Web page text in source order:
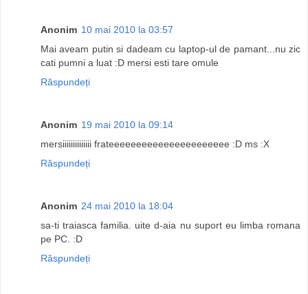
Anonim 10 mai 2010 la 03:57
Mai aveam putin si dadeam cu laptop-ul de pamant...nu zic
cati pumni a luat :D mersi esti tare omule
Răspundeți
Anonim 19 mai 2010 la 09:14
mersiiiiiiiiiiiiii frateeeeeeeeeeeeeeeeeeeeee :D ms :X
Răspundeți
Anonim 24 mai 2010 la 18:04
sa-ti traiasca familia. uite d-aia nu suport eu limba romana
pe PC. :D
Răspundeți